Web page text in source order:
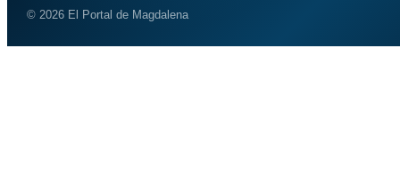
© 2026 El Portal de Magdalena